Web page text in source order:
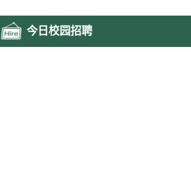
提升培训的通知
2026-06-29
教师公告
今日校园招聘